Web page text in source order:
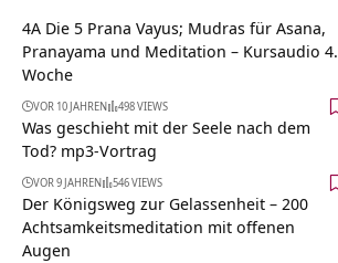
4A Die 5 Prana Vayus; Mudras für Asana,
Pranayama und Meditation – Kursaudio 4.
Woche
VOR 10 JAHREN 498 VIEWS
Was geschieht mit der Seele nach dem
Tod? mp3-Vortrag
VOR 9 JAHREN 546 VIEWS
Der Königsweg zur Gelassenheit – 200
Achtsamkeitsmeditation mit offenen
Augen